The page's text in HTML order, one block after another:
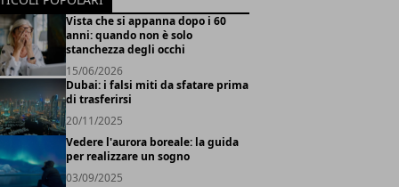
Vista che si appanna dopo i 60
anni: quando non è solo
stanchezza degli occhi
15/06/2026
Dubai: i falsi miti da sfatare prima
di trasferirsi
20/11/2025
Vedere l'aurora boreale: la guida
per realizzare un sogno
03/09/2025